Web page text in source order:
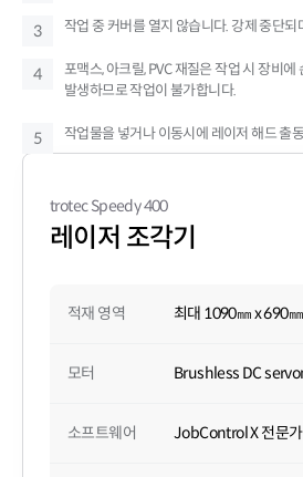
3 작업 중 커버를 열지 않습니다. 강제 중단
4
포맥스, 아크릴, PVC 재질은 작업 시 장비
발생하므로 작업이 불가합니다.
5 작업물을 넣거나 이동시에 레이저 해드 출
trotec Speedy 400
레이저 조각기
적재 영역 최대 1090㎜ x 690
모터 Brushless DC
소프트웨어 JobControl X 전문가